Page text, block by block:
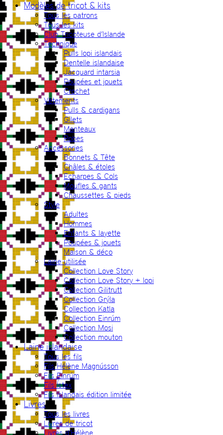
Modèles de tricot & kits
Tous les patrons
Tous les kits
Club Tricoteuse d’Islande
Technique
Pulls lopi islandais
Dentelle islandaise
Jacquard intarsia
Poupées et jouets
Crochet
Vêtements
Pulls & cardigans
Gilets
Manteaux
Robes
Accessories
Bonnets & Tête
Châles & étoles
Echarpes & Cols
Moufles & gants
Chaussettes & pieds
Style
Adultes
Hommes
Enfants & layette
Poupées & jouets
Maison & déco
Laine utilisée
Collection Love Story
Collection Love Story + lopi
Collection Gilitrutt
Collection Grýla
Collection Katla
Collection Einrúm
Collection Mosi
Collection mouton
Laine islandaise
Tous les fils
Fils Hélène Magnússon
Fils Einrúm
Fils Ístex
Fils islandais édition limitée
Livres
Tous les livres
Livres de tricot
Livres d’Hélène